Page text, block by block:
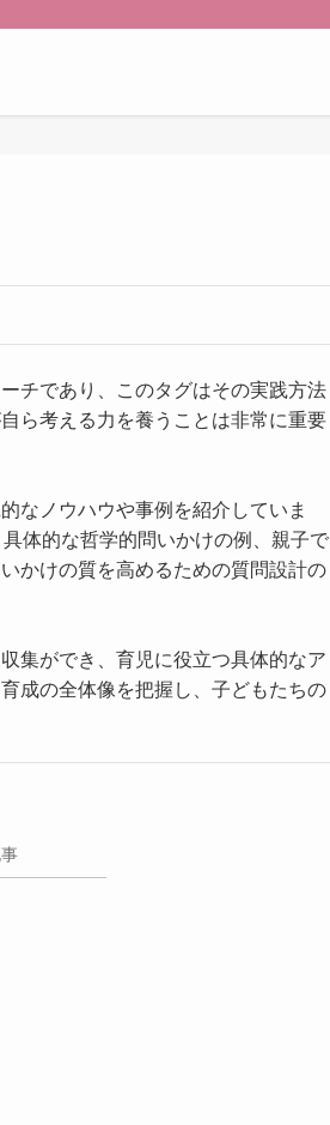
チであり、このタグはその実践方法
ら考える力を養うことは非常に重要
なノウハウや事例を紹介していま
体的な哲学的問いかけの例、親子で
かけの質を高めるための質問設計の
集ができ、育児に役立つ具体的なア
成の全体像を把握し、子どもたちの